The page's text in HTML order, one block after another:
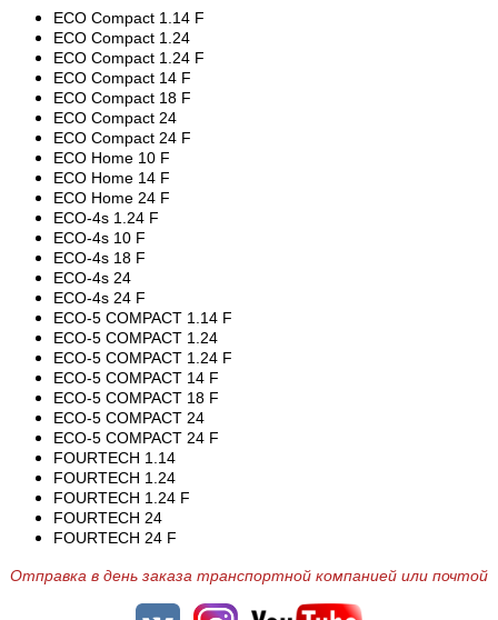
ECO Compact 1.14 F
ECO Compact 1.24
ECO Compact 1.24 F
ECO Compact 14 F
ECO Compact 18 F
ECO Compact 24
ECO Compact 24 F
ECO Home 10 F
ECO Home 14 F
ECO Home 24 F
ECO-4s 1.24 F
ECO-4s 10 F
ECO-4s 18 F
ECO-4s 24
ECO-4s 24 F
ECO-5 COMPACT 1.14 F
ECO-5 COMPACT 1.24
ECO-5 COMPACT 1.24 F
ECO-5 COMPACT 14 F
ECO-5 COMPACT 18 F
ECO-5 COMPACT 24
ECO-5 COMPACT 24 F
FOURTECH 1.14
FOURTECH 1.24
FOURTECH 1.24 F
FOURTECH 24
FOURTECH 24 F
Отправка в день заказа транспортной компанией или почтой